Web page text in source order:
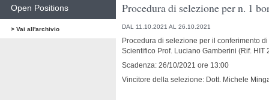
Open Positions
> Vai all'archivio
Procedura di selezione per n. 1
DAL 11.10.2021 AL 26.10.2021
Procedura di selezione per il conferimento
Scientifico Prof. Luciano Gamberini (Rif. HIT
Scadenza: 26/10/2021 ore 13:00
Vincitore della selezione: Dott. Michele